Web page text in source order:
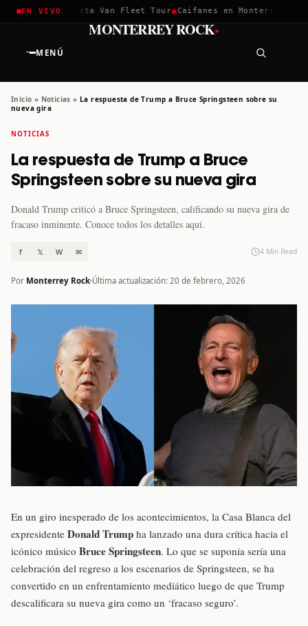
EN VIVO
2026 ✱Greta Van Fleet Tour✱Caifanes en Monterrey · 12
MENÚ
MONTERREY ROCK·
Inicio » Noticias » La respuesta de Trump a Bruce Springsteen sobre su
nueva gira
NOTICIAS
La respuesta de Trump a Bruce
Springsteen sobre su nueva gira
Donald Trump criticó a Bruce Springsteen, calificando su nueva gira de
fracaso inminente. Conoce todos los detalles aquí.
f 𝕏 W ✉ 4 Min Read
Por Monterrey Rock Última actualización: 20 de febrero, 2026
En un giro inesperado de los acontecimientos, la Casa Blanca del
expresidente Donald Trump ha lanzado una dura crítica hacia el
icónico músico Bruce Springsteen. Lo que se suponía sería una
celebración del regreso a los escenarios de Springsteen, se ha
convertido en un enfrentamiento mediático luego de que Trump
descalificara su nueva gira como un ‘fracaso seguro’.